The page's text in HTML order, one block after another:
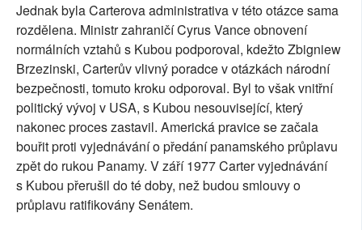
Jednak byla Carterova administrativa v této otázce sama
rozdělena. Ministr zahraničí Cyrus Vance obnovení
normálních vztahů s Kubou podporoval, kdežto Zbigniew
Brzezinski, Carterův vlivný poradce v otázkách národní
bezpečnosti, tomuto kroku odporoval. Byl to však vnitřní
politický vývoj v USA, s Kubou nesouvisející, který
nakonec proces zastavil. Americká pravice se začala
bouřit proti vyjednávání o předání panamského průplavu
zpět do rukou Panamy. V září 1977 Carter vyjednávání
s Kubou přerušil do té doby, než budou smlouvy o
průplavu ratifikovány Senátem.